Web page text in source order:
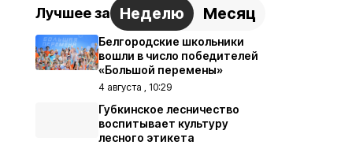
Лучшее за Неделю Месяц
Белгородские школьники
вошли в число победителей
«Большой перемены»
4 августа , 10:29
Губкинское лесничество
воспитывает культуру
лесного этикета